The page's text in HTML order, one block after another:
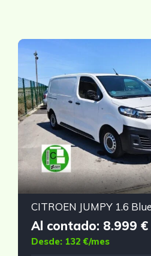
CITROEN JUMPY 1.6
Al contado: 8.999 €
Desde: 132 €/mes